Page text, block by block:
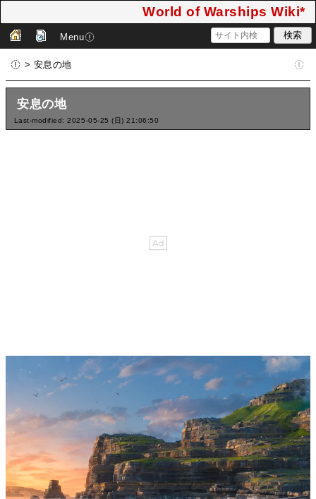
World of Warships Wiki*
Menu
> 安息の地
安息の地
Last-modified: 2025-05-25 (日) 21:06:50